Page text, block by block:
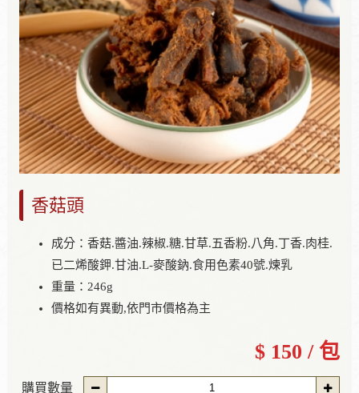
香菇頭
成分：香菇.醬油.辣椒.糖.甘草.五香粉.八角.丁香.肉桂.
已二烯酸鉀.甘油.L-麥酸鈉.食用色素40號.煉乳
重量：246g
價格如有異動,依門市價格為主
$ 150 / 包
購買數量